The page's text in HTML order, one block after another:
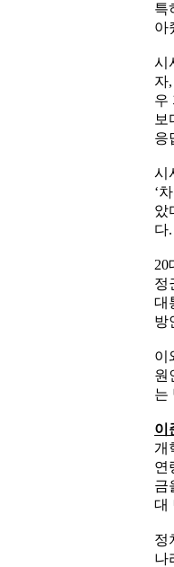
특
아
시
자
우
보
응
시
‘
았
다.
20
정
대
방
이
원
는
이
개
연
금
대
정
나